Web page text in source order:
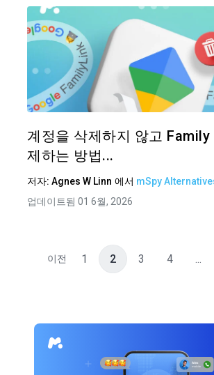
계정을 삭제하지 않고
제하는 방법...
저자: Agnes W Linn 에서 mSpy
업데이트됨 01 6월, 2026
이전 1 2 3 4 ...